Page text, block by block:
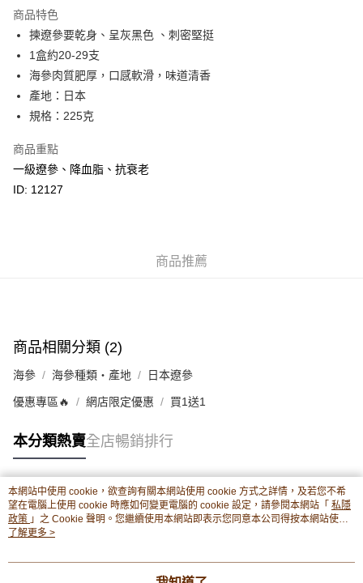
AlipayHK
PayMe
WeChat Pay
BoC Pay
其他轉帳方式
相關說明
轉數快識別碼(FPS ID)：4042362 中國銀行戶口：012-875-1-240680-7 匯
物流公司會改派其他自取點或其他配送方式。)
每筆HK$80.00，滿HK$380.00或以上免運費
每筆HK$80.00，滿HK$380.00或以上免運費
商品特色
揀遼參要乾身、呈灰黑色 、刺密堅挺
1盒約20-29支
海參肉質肥厚，口感軟滑，味道清香
產地：日本
規格：225克
商品重點
一級遼參、降血脂、抗衰老
ID: 12127
商品推薦
商品相關分類 (2)
海參 海參種類・產地 日本遼參
優惠專區🔥 網店限定優惠 買1送1
本分類熱賣全店暢銷排行
熱門標籤
熱銷排行
本網站中使用 cookie，欲查詢有關本網站使用 cookie 方式之詳情，及若您不希
望在電腦上使用 cookie 時應如何變更電腦的 cookie 設定，請參閱本網站「 私隱
政策 」之 Cookie 聲明。您繼續使用本網站即表示您同意本公司得按本網站使用
條款之 Cookie 聲明使用 cookie。
了解更多 >